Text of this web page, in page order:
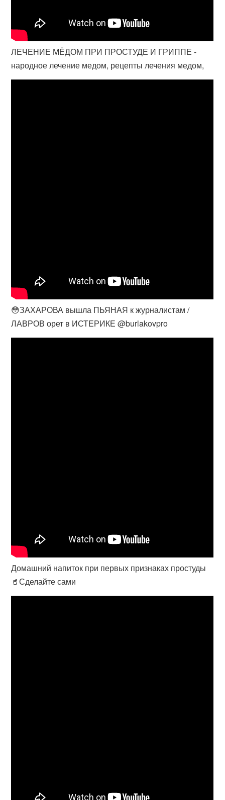
ЛЕЧЕНИЕ МЁДОМ ПРИ ПРОСТУДЕ И ГРИППЕ -
народное лечение медом, рецепты лечения медом,
😳ЗАХАРОВА вышла ПЬЯНАЯ к журналистам /
ЛАВРОВ орет в ИСТЕРИКЕ @burlakovpro
Домашний напиток при первых признаках простуды
🥤Сделайте сами